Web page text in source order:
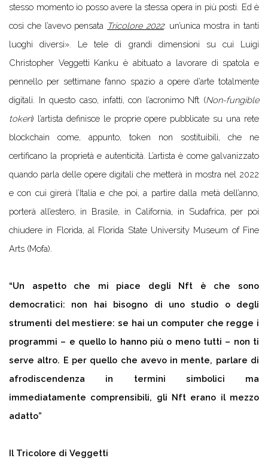
stesso momento io posso avere la stessa opera in più posti. Ed è
così che l’avevo pensata Tricolore 2022: un’unica mostra in tanti
luoghi diversi». Le tele di grandi dimensioni su cui Luigi
Christopher Veggetti Kanku è abituato a lavorare di spatola e
pennello per settimane fanno spazio a opere d’arte totalmente
digitali. In questo caso, infatti, con l’acronimo Nft (Non-fungible
token) l’artista definisce le proprie opere pubblicate su una rete
blockchain come, appunto, token non sostituibili, che ne
certificano la proprietà e autenticità. L’artista è come galvanizzato
quando parla delle opere digitali che metterà in mostra nel 2022
e con cui girerà l’Italia e che poi, a partire dalla metà dell’anno,
porterà all’estero, in Brasile, in California, in Sudafrica, per poi
chiudere in Florida, al Florida State University Museum of Fine
Arts (Mofa).
“Un aspetto che mi piace degli Nft è che sono
democratici: non hai bisogno di uno studio o degli
strumenti del mestiere: se hai un computer che regge i
programmi – e quello lo hanno più o meno tutti – non ti
serve altro. E per quello che avevo in mente, parlare di
afrodiscendenza in termini simbolici ma
immediatamente comprensibili, gli Nft erano il mezzo
adatto”
Il Tricolore di Veggetti